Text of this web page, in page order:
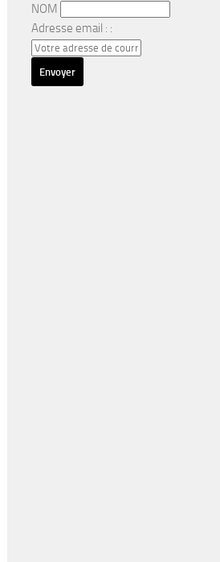
NOM
Adresse email : :